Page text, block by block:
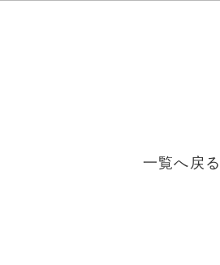
一覧へ戻る